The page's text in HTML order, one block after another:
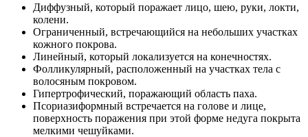
Диффузный, который поражает лицо, шею, руки, локти,
колени.
Ограниченный, встречающийся на небольших участках
кожного покрова.
Линейный, который локализуется на конечностях.
Фолликулярный, расположенный на участках тела с
волосяным покровом.
Гипертрофический, поражающий область паха.
Псориазиформный встречается на голове и лице,
поверхность поражения при этой форме недуга покрыта
мелкими чешуйками.